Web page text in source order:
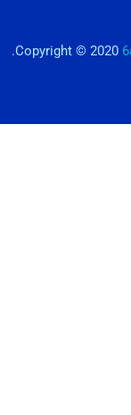
Copyright © 2020